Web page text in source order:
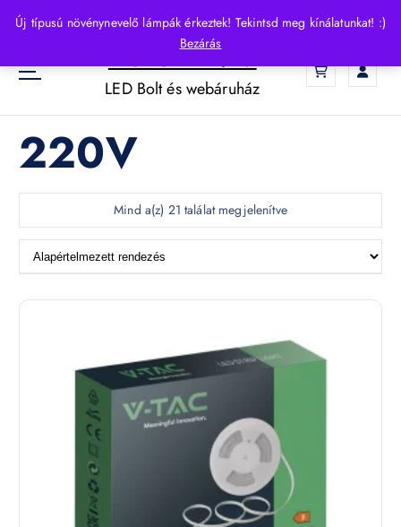
Új típusú növénynevelő lámpák érkeztek! Tekintsd meg kínálatunkat! :)
Bezárás
p
o
HelloLED.hu
LED Bolt és webáruház
220V
Mind a(z) 21 találat megjelenítve